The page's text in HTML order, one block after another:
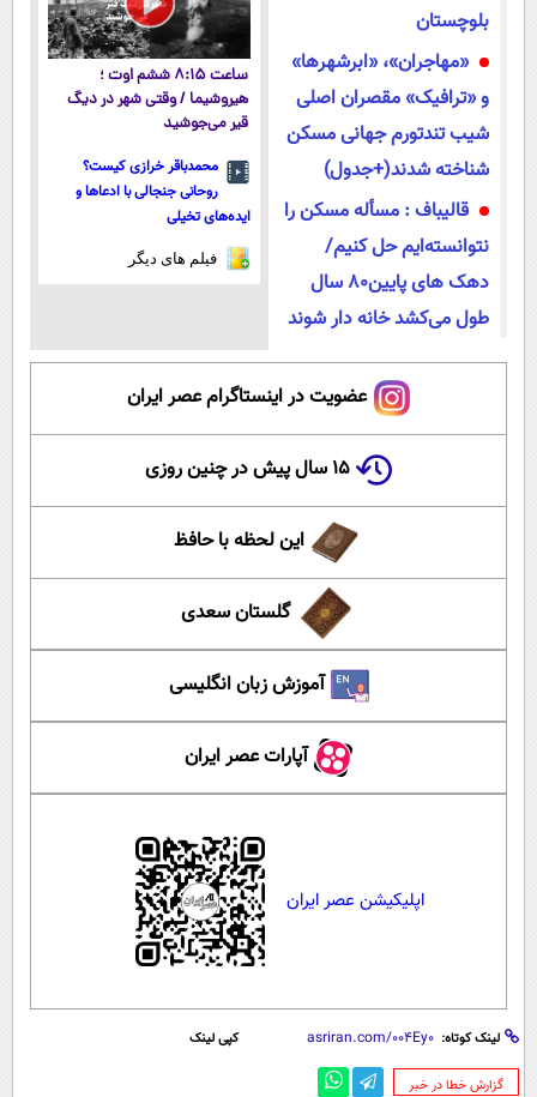
بلوچستان
«مهاجران»، «ابرشهرها»
و «ترافیک» مقصران اصلی
شیب تندتورم جهانی مسکن
شناخته شدند(+جدول)
قالیباف : مسأله مسکن را
نتوانسته‌ایم حل کنیم/
دهک های پایین۸۰ سال
طول می‌کشد خانه دار شوند
ساعت ۸:۱۵ ششم اوت ؛
هیروشیما / وقتی شهر در دیگ
قیر می‌جوشید
محمدباقر خرازی کیست؟
روحانی جنجالی با ادعاها و
ایده‌های تخیلی
فیلم های دیگر
عضویت در اینستاگرام عصر ایران
۱۵ سال پیش در چنین روزی
این لحظه با حافظ
گلستان سعدی
آموزش زبان انگلیسی
آپارات عصر ایران
اپلیکیشن عصر ایران
لینک کوتاه: کپی لینک
‌گزارش خطا در خبر